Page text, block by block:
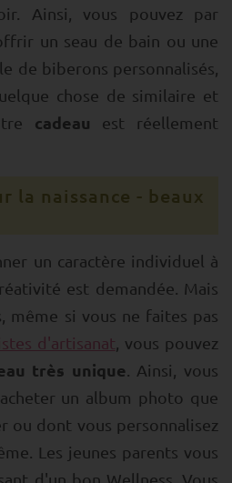
Ainsi, vous pouvez par
un seau de bain ou une
de biberons personnalisés,
chose de similaire et
cadeau est réellement
la naissance - beaux
un caractère individuel à
est demandée. Mais
même si vous ne faites pas
d'artisanat , vous pouvez
très unique . Ainsi, vous
un album photo que
ou dont vous personnalisez
Les jeunes parents vous
d'un bon Wellness. Vous